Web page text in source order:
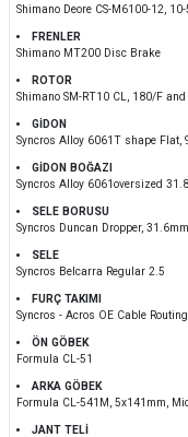
Shimano Deore CS-M6100-12,
FRENLER
Shimano MT200 Disc Brake
ROTOR
Shimano SM-RT10 CL, 180/F
GİDON
Syncros Alloy 6061T shape Flat,
GİDON BOĞAZI
Syncros Alloy 6061oversized
SELE BORUSU
Syncros Duncan Dropper,
SELE
Syncros Belcarra Regular 2.5
FURÇ TAKIMI
Syncros - Acros OE Cable
ÖN GÖBEK
Formula CL-51
ARKA GÖBEK
Formula CL-541M, 5x141mm,
JANT TELİ